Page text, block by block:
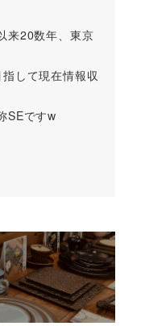
来20数年、東京
して現在情報収
SEですw